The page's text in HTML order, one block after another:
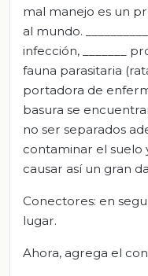
mal manejo es un
al mundo.
infección, _______
fauna parasitaria
portadora de
basura se
no ser separados
contaminar el suelo
causar así un gran
Conectores: en
lugar.
Ahora, agrega el